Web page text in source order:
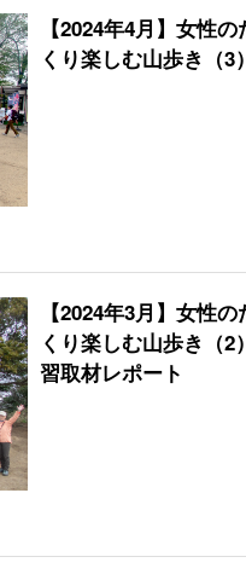
【2024年4月】女性
くり楽しむ山歩き（
【2024年3月】女性
くり楽しむ山歩き（
習取材レポート